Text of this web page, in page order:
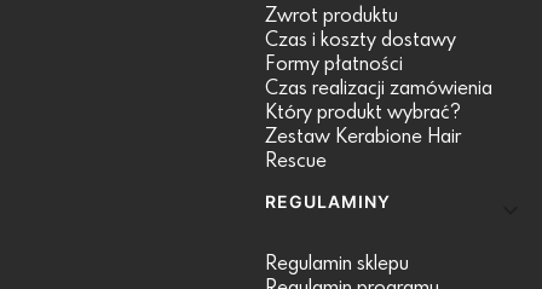
Zwrot produktu
Czas i koszty dostawy
Formy płatności
Czas realizacji zamówienia
Który produkt wybrać?
Zestaw Kerabione Hair
Rescue
REGULAMINY
Regulamin sklepu